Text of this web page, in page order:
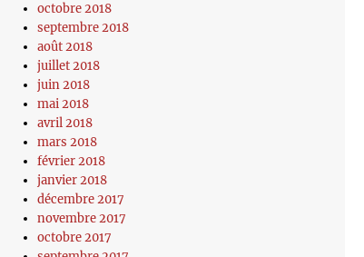
octobre 2018
septembre 2018
août 2018
juillet 2018
juin 2018
mai 2018
avril 2018
mars 2018
février 2018
janvier 2018
décembre 2017
novembre 2017
octobre 2017